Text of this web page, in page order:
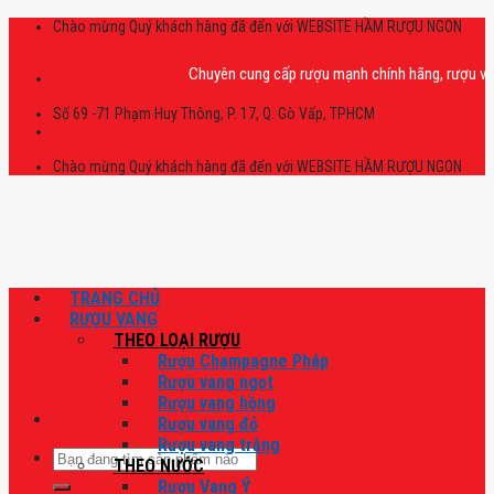
Skip
Chào mừng Quý khách hàng đã đến với WEBSITE HẦM RƯỢU NGON
Chuyên cung cấp rượu mạnh chính hãng, rượu
Số 69 -71 Phạm Huy Thông, P. 17, Q. Gò Vấp, TPHCM
Chào mừng Quý khách hàng đã đến với WEBSITE HẦM RƯỢU NGON
Tìm
kiếm:
TRANG CHỦ
RƯỢU VANG
THEO LOẠI RƯỢU
Rượu Champagne Pháp
Rượu vang ngọt
Rượu vang hồng
Rượu vang đỏ
Rượu vang trắng
THEO NƯỚC
Rượu Vang Ý